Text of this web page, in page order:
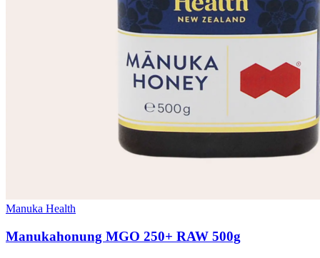
Manuka Health
Manukahonung MGO 250+ RAW 500g